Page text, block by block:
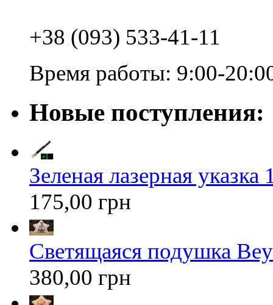
+38 (093) 533-41-11
Время работы: 9:00-
Новые поступления:
Зеленая лазерная
175,00 грн
Светящаяся подушка
380,00 грн